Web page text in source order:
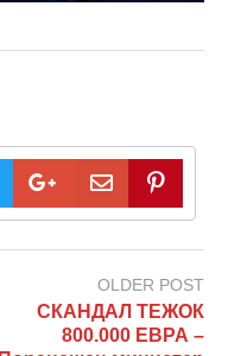
OLDER POST
СКАНДАЛ ТЕЖОК
800.000 ЕВРА –